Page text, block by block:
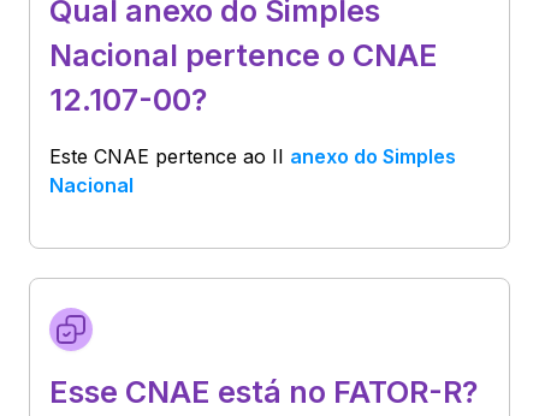
Qual anexo do Simples
Nacional pertence o CNAE
12.107-00?
Este CNAE pertence ao II anexo do Simples
Nacional
Esse CNAE está no FATOR-R?